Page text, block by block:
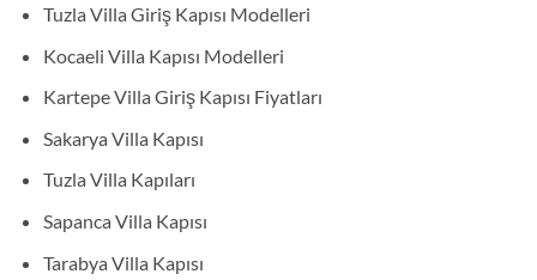
Tuzla Villa Giriş Kapısı Modelleri
Kocaeli Villa Kapısı Modelleri
Kartepe Villa Giriş Kapısı Fiyatları
Sakarya Villa Kapısı
Tuzla Villa Kapıları
Sapanca Villa Kapısı
Tarabya Villa Kapısı